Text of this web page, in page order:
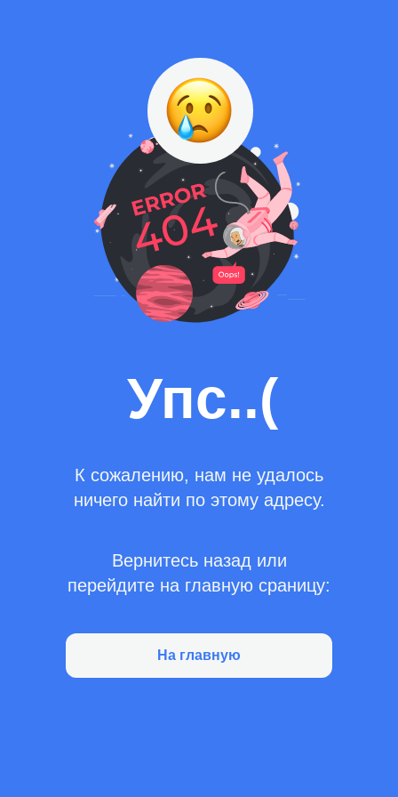
Упс..(
К сожалению, нам не удалось
ничего найти по этому адресу.
Вернитесь назад или
перейдите на главную сраницу:
На главную